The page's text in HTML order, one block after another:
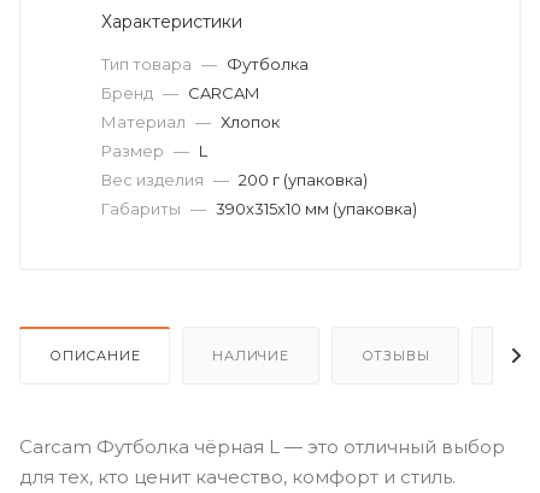
Характеристики
Тип товара — Футболка
Бренд — CARCAM
Материал — Хлопок
Размер — L
Вес изделия — 200 г (упаковка)
Габариты — 390х315х10 мм (упаковка)
ОПИСАНИЕ НАЛИЧИЕ ОТЗЫВЫ
Carcam Футболка чёрная L — это отличный выбор
для тех, кто ценит качество, комфорт и стиль.